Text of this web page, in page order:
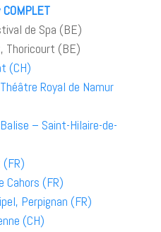
COMPLET
de Spa (BE)
Thoricourt (BE)
(CH)
Théâtre Royal de Namur
– Saint-Hilaire-de-
(FR)
Cahors (FR)
Perpignan (FR)
(CH)